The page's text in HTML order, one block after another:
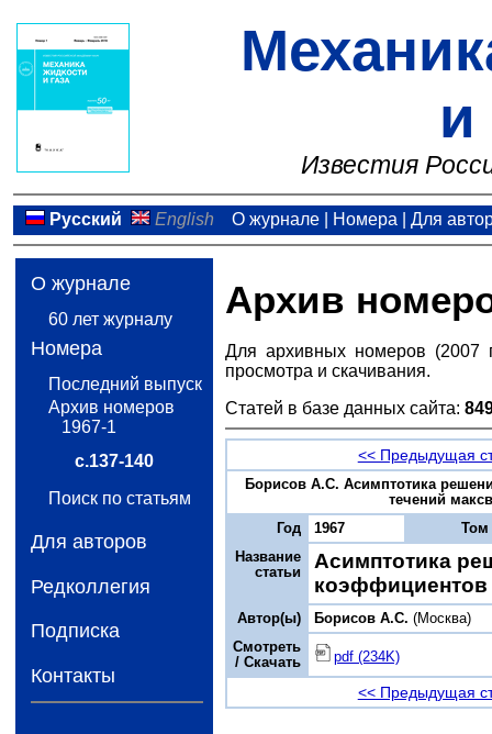
и
Известия
Русский English О журнале| Номера Для
О журнале
60 лет журналу
Номера
Последний выпуск
Архив номеров
1967-1
с.137-140
Поиск по статьям
Для авторов
Редколлегия
Подписка
Контакты
Архив
Для архивных номеров (2007
просмотра и скачивания.
Статей в базе данных сайта:
<< Предыдущая
Борисов A.С. Асимптотика
течений
Год
1967
Том
Название
статьи
Асимптотика
коэффициентов
Автор(ы) Борисов A.С. (Москва)
Смотреть
/ Скачать
pdf (234K)
<< Предыдущая